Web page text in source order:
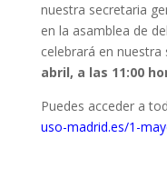
nuestra secretaria
en la asamblea de
celebrará en
abril, a las 11:00
Puedes acceder a
uso-madrid.es/1-